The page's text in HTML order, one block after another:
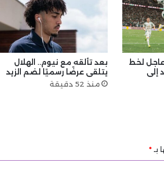
لخط
إلى
بعد تألقه مع نيوم.. الهلال
يتلقى عرضًا رسميًا لضم الزيد
منذ 52 دقيقة
بـ *